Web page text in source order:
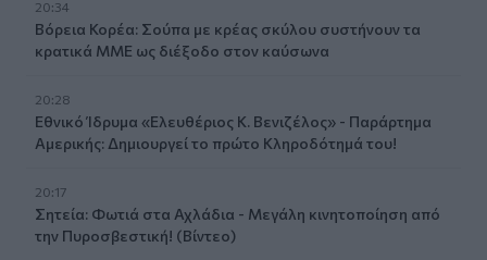
20:34
Βόρεια Κορέα: Σούπα με κρέας σκύλου συστήνουν τα
κρατικά ΜΜΕ ως διέξοδο στον καύσωνα
20:28
Εθνικό Ίδρυμα «Ελευθέριος Κ. Βενιζέλος» - Παράρτημα
Αμερικής: Δημιουργεί το πρώτο Κληροδότημά του!
20:17
Σητεία: Φωτιά στα Αχλάδια - Μεγάλη κινητοποίηση από
την Πυροσβεστική! (Βίντεο)